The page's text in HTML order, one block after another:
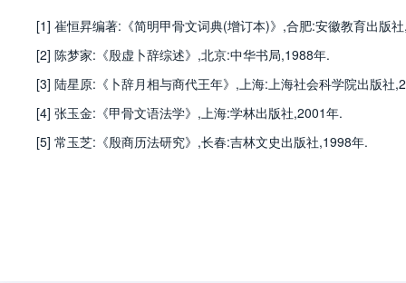
[1] 崔恒昇编著:《简明甲骨文词典(增订本)》,合肥:安徽教育出版
[2] 陈梦家:《殷虚卜辞综述》,北京:中华书局,1988年.
[3] 陆星原:《卜辞月相与商代王年》,上海:上海社会科学院出版社
[4] 张玉金:《甲骨文语法学》,上海:学林出版社,2001年.
[5] 常玉芝:《殷商历法研究》,长春:吉林文史出版社,1998年.